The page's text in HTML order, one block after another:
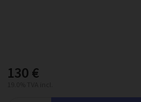
130 €